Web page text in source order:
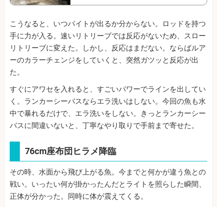
こうなると、いつバイトが出るか分からない。ロッドを持つ
手に力が入る。速いリトリーブでは反応がないため、スロー
リトリーブに変えた。しかし、反応はまだない。ならばルア
ーのカラーチェンジをしていくと、突然ガツッと反応が出
た。
すぐにアワセを入れると、すごいパワーでラインを出してい
く。ランカーシーバスならエラ洗いはしない。今回の魚も水
中で暴れるだけで、エラ洗いをしない。きっとランカーシー
バスに間違いないと、丁寧なやり取りで手前まで寄せた。
76cm座布団ヒラメ降臨
その時、水面から飛び上がる魚。今までと何かが違う魚との
戦い。いったい何が掛かったんだとライトを照らした瞬間、
正体が分かった。同時に体が震えてくる。